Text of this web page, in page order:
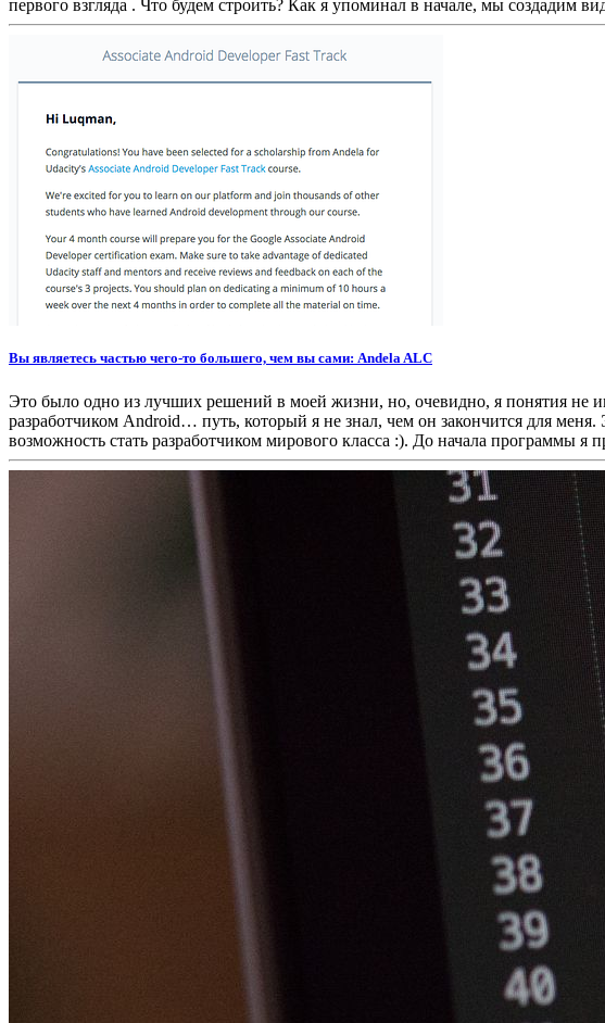
первого взгляда . Что будем строить? Как я упоминал в начале, мы создадим
Вы являетесь частью чего-то большего, чем вы сами: Andela ALC
Это было одно из лучших решений в моей жизни, но, очевидно, я понятия не
разработчиком Android… путь, который я не знал, чем он закончится для
возможность стать разработчиком мирового класса :). До начала программы я